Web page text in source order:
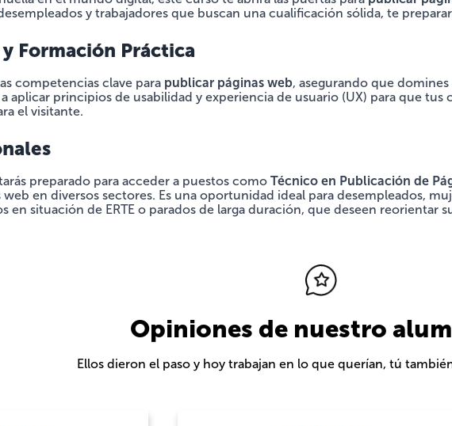
y trabajadores que buscan una cualificación sólida, te
Formación Práctica
competencias clave para publicar páginas web, asegurando que
aplicar principios de usabilidad y experiencia de usuario (UX) para que
el visitante.
preparado para acceder a puestos como Técnico en Publicación de
en diversos sectores. Es una oportunidad ideal para desempleados,
en situación de ERTE o parados de larga duración, que deseen reorientar
Opiniones de nuestro
Ellos dieron el paso y hoy trabajan en lo que querían, tú